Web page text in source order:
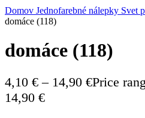
Domov Jednofarebné nálepky Svet
domáce (118)
domáce (118)
4,10 € – 14,90 €Price
14,90 €